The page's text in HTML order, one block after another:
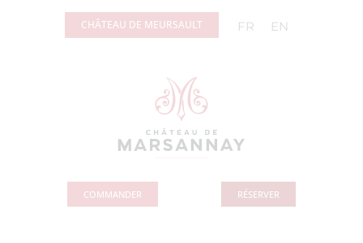
Panneau de gestion des cookies
CHÂTEAU DE MEURSAULT FR EN
COMMANDER RÉSERVER